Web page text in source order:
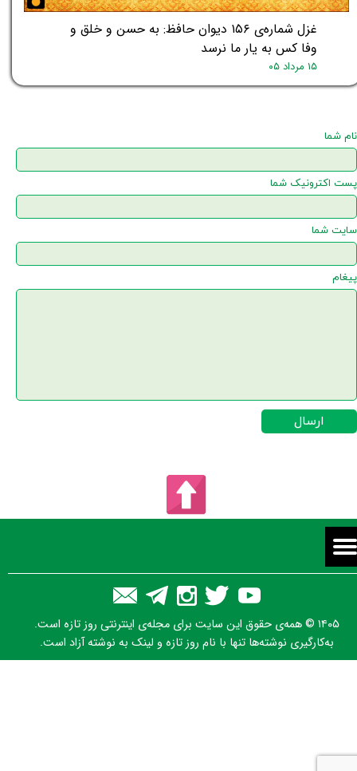
غزل شماره‌ی ۱۵۶ دیوان حافظ: به حسن و خلق و
وفا کس به یار ما نرسد
۱۵ مرداد ۰۵
نام شما
پست اکترونیک شما
سایت شما
پیغام
ارسال
۱۴۰۵ © همه‌ی حقوق این سایت برای مجله‌ی اینترنتی روز تازه است.
به‌کارگیری نوشته‌ها تنها با نام روز تازه و لینک به نوشته آزاد است.